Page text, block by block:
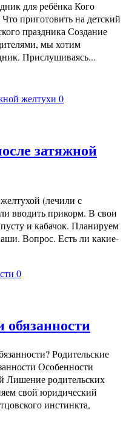
для ребёнка Кого
приготовить на детский
праздника Создание
мы хотим
Прислушиваясь...
0
затяжной
(лечили с
вводить прикорм. В свои
и кабачок. Планируем
Вопрос. Есть ли какие-
0
обязанности
Родительские
Особенности
Лишение родительских
свой юридический
инстинкта,